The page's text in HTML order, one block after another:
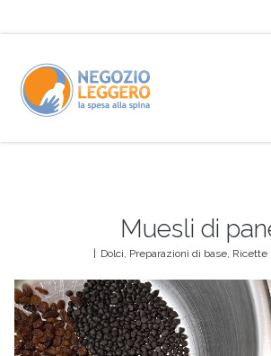
Muesli di
Dolci, Preparazioni di base, Ricette